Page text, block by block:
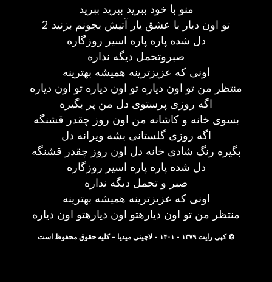
منو با خود ببرید ببرید ببرید
تو اون دیار با عشق یار آتیش بجونم بزنید 2
دل شده پاره پاره اسیر روزگاره
صبروتحمل دیگه نداره
اونی که عزیزترینه همیشه بهترینه
منتظر من تو اون دیاره تو اون دیاره تو اون دیاره
اگه روزی پرستوی دل من پر بگیره
بسوی خانه و کاشانه من اون روز چقدر قشنگه
اگه روزی گلستانی بشه ویرانه دل
بگیره رنگ شادی خانه دل اون روز چقدر قشنگه
دل شده پاره پاره اسیر روزگاره
صبر و تحمل دیگه نداره
اونی که عزیزترینه همیشه بهترینه
منتظر من تو اون دیارهتو اون دیارهتو اون دیاره
© کپی رایت ۱۳۷۹ - ۱۴۰۱ - لاچینی میدیا - کلیه حقوق محفوظ است